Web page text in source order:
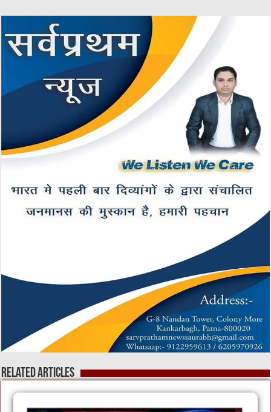
o
o
k
p
p
Related Articles